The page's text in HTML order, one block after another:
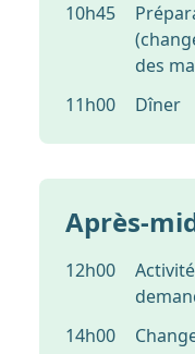
10h45
des
11h00
Dîner
Après-
12h00
14h00